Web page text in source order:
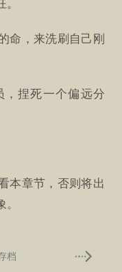
命，来洗刷自己刚
，捏死一个偏远分
本章节，否则将出
档